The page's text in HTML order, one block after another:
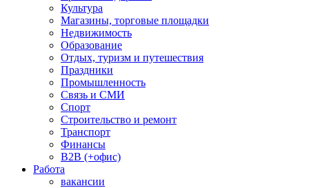
Культура
Магазины, торговые площадки
Недвижимость
Образование
Отдых, туризм и путешествия
Праздники
Промышленность
Связь и СМИ
Спорт
Строительство и ремонт
Транспорт
Финансы
B2B (+офис)
Работа
вакансии